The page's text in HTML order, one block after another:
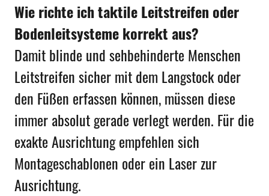
Wie richte ich taktile Leitstreifen oder
Bodenleitsysteme korrekt aus?
Damit blinde und sehbehinderte Menschen
Leitstreifen sicher mit dem Langstock oder
den Füßen erfassen können, müssen diese
immer absolut gerade verlegt werden. Für die
exakte Ausrichtung empfehlen sich
Montageschablonen oder ein Laser zur
Ausrichtung.